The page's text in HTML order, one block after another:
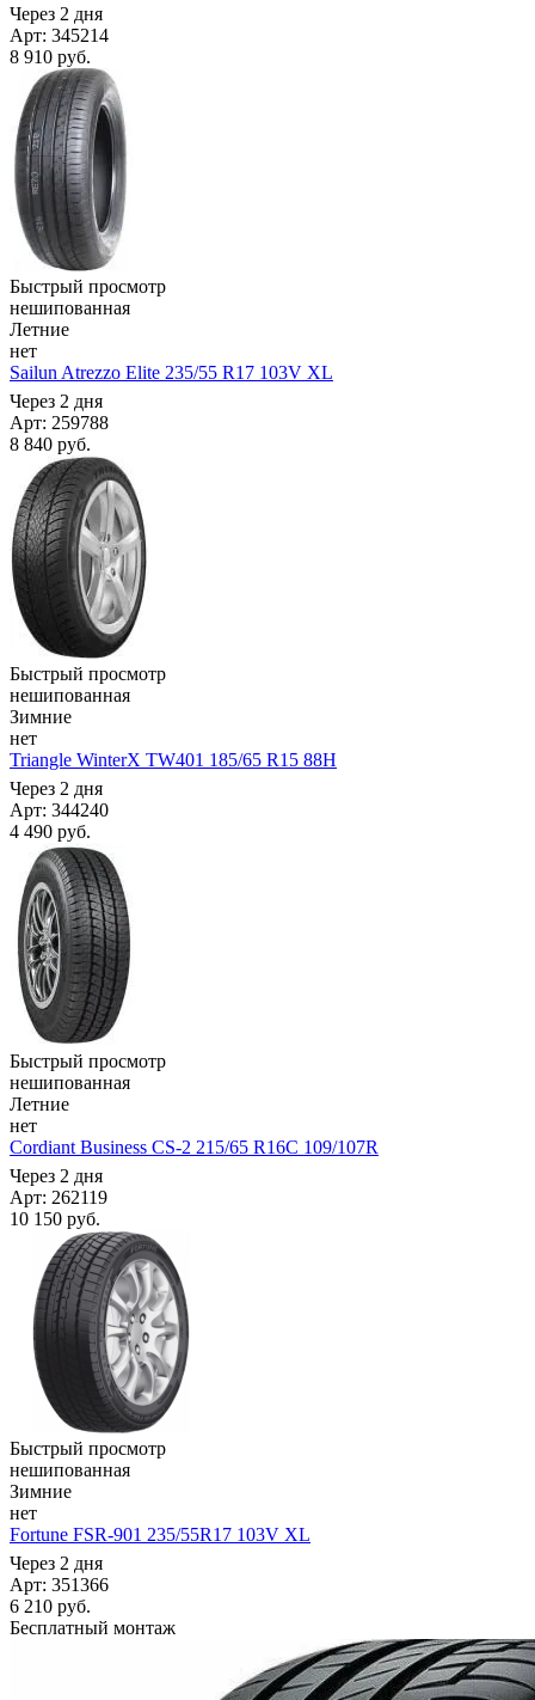
Через 2 дня
Арт: 345214
8 910 руб.
Быстрый просмотр
нешипованная
Летние
нет
Sailun Atrezzo Elite 235/55 R17 103V XL
Через 2 дня
Арт: 259788
8 840 руб.
Быстрый просмотр
нешипованная
Зимние
нет
Triangle WinterX TW401 185/65 R15 88H
Через 2 дня
Арт: 344240
4 490 руб.
Быстрый просмотр
нешипованная
Летние
нет
Cordiant Business CS-2 215/65 R16C 109/107R
Через 2 дня
Арт: 262119
10 150 руб.
Быстрый просмотр
нешипованная
Зимние
нет
Fortune FSR-901 235/55R17 103V XL
Через 2 дня
Арт: 351366
6 210 руб.
Бесплатный монтаж